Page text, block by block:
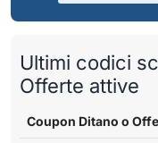
Ultimi codici
Offerte attive
Coupon Ditano o